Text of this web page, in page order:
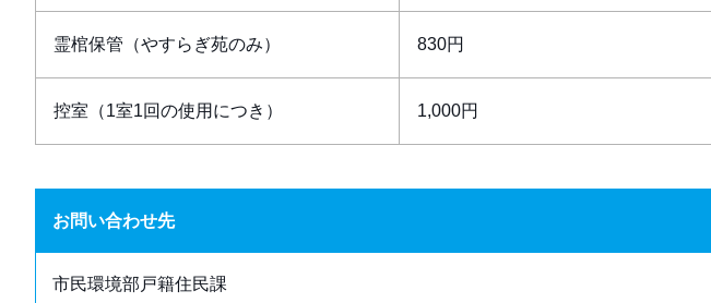
霊棺保管（やすらぎ苑のみ） 830円
控室（1室1回の使用につき） 1,000円
お問い合わせ先
市民環境部戸籍住民課